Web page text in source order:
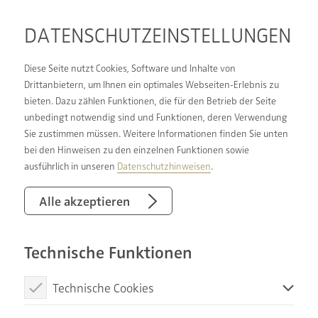
DATENSCHUTZ­EINSTELLUNGEN
Diese Seite nutzt Cookies, Software und Inhalte von
Drittanbietern, um Ihnen ein optimales Webseiten-Erlebnis zu
bieten. Dazu zählen Funktionen, die für den Betrieb der Seite
unbedingt notwendig sind und Funktionen, deren Verwendung
Sie zustimmen müssen. Weitere Informationen finden Sie unten
bei den Hinweisen zu den einzelnen Funktionen sowie
ausführlich in unseren Datenschutzhinweisen.
Alle akzeptieren
Technische Funktionen
Technische Cookies
DIE BADGESTALTER SIND
FÜR SIE DA:
UMFANGREICHE
BERATUNG VON A BIS Z
Damit Ihr neues Bad Ihren individuellen
beraten DIE BADGESTALTER Sie umfassend in allen